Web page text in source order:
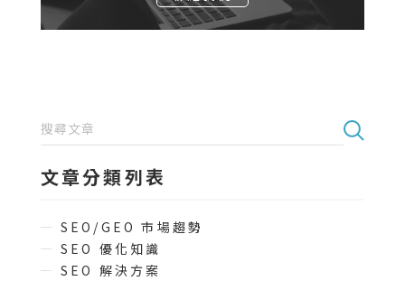
文章分類列表
SEO/GEO 市場趨勢
SEO 優化知識
SEO 解決方案